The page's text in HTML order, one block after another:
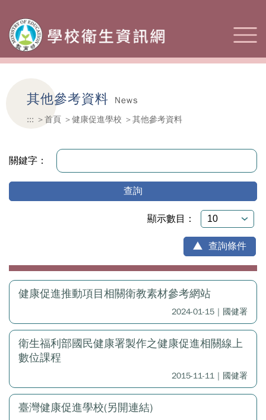
其他參考資料
News
:::
首頁 健康促進學校 其他參考資料
關鍵字：
查詢
顯示數目：
查詢條件
健康促進推動項目相關衛教素材參考網站
2024-01-15｜國健署
衛生福利部國民健康署製作之健康促進相關線上
數位課程
2015-11-11｜國健署
臺灣健康促進學校(另開連結)